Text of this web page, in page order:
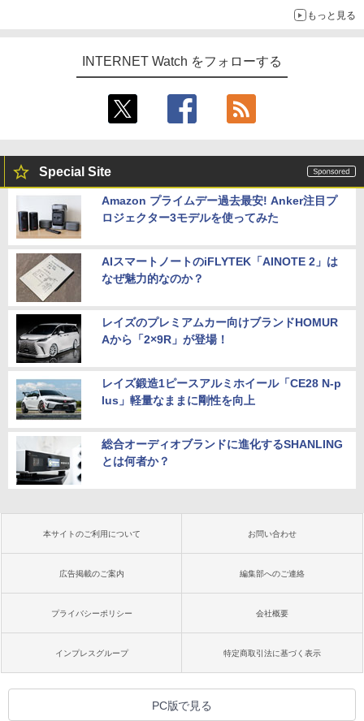
もっと見る
INTERNET Watch をフォローする
Special Site
Amazon プライムデー過去最安! Anker注目プ
ロジェクター3モデルを使ってみた
AIスマートノートのiFLYTEK「AINOTE 2」は
なぜ魅力的なのか？
レイズのプレミアムカー向けブランドHOMUR
Aから「2×9R」が登場！
レイズ鍛造1ピースアルミホイール「CE28 N-p
lus」軽量なままに剛性を向上
総合オーディオブランドに進化するSHANLING
とは何者か？
本サイトのご利用について お問い合わせ
広告掲載のご案内 編集部へのご連絡
プライバシーポリシー 会社概要
インプレスグループ 特定商取引法に基づく表示
PC版で見る